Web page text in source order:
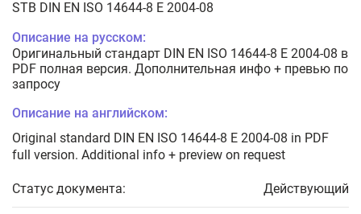
STB DIN EN ISO 14644-8 E 2004-08
Описание на русском:
Оригинальный стандарт DIN EN ISO 14644-8 E 2004-08 в
PDF полная версия. Дополнительная инфо + превью по
запросу
Описание на английском:
Original standard DIN EN ISO 14644-8 E 2004-08 in PDF
full version. Additional info + preview on request
Статус документа: Действующий